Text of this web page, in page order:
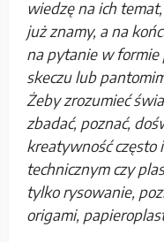
wiedzę na ich
już znamy, a na
na pytanie w formie
skeczu lub
Żeby zrozumieć
zbadać, poznać,
kreatywność często
technicznym czy
tylko rysowanie,
origami,